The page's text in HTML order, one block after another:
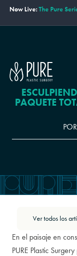
Now Live:The Pure
PAQUETE
POR
Ver todos los
En el paisaje en
PURE Plastic